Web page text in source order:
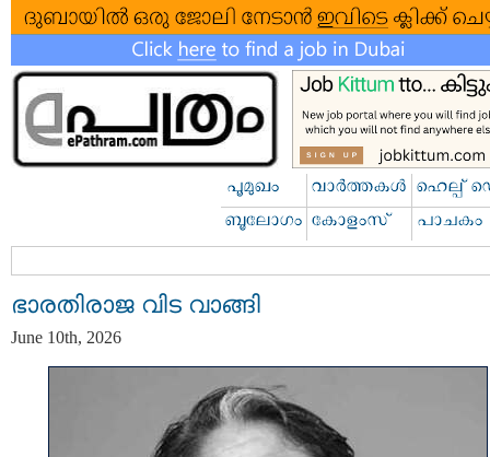
ഭാരതിരാജ വിട വാങ്ങി
June 10th, 2026